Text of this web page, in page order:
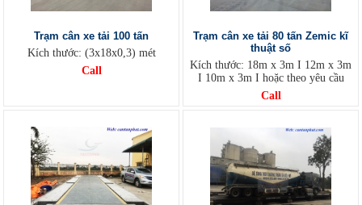
Trạm cân xe tải 100 tấn
Kích thước: (3x18x0,3) mét
Call
Trạm cân xe tải 80 tấn Zemic kĩ
thuật số
Kích thước: 18m x 3m I 12m x 3m
I 10m x 3m I hoặc theo yêu cầu
Call